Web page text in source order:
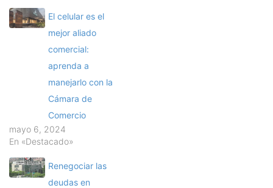
El celular es el
mejor aliado
comercial:
aprenda a
manejarlo con la
Cámara de
Comercio
mayo 6, 2024
En «Destacado»
Renegociar las
deudas en